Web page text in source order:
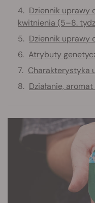
Dziennik uprawy
kwitnienia (5–8.
Dziennik uprawy
Atrybuty
Charakterystyka
Działanie,